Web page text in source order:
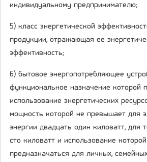
индивидуальному предпринимателю;
5) класс энергетической
продукции, отражающая ее
эффективность;
6) бытовое энергопотребляющее
функциональное назначение которой
использование энергетических
мощность которой не превышает для
энергии двадцать один киловатт, для
сто киловатт и использование
предназначаться для личных,